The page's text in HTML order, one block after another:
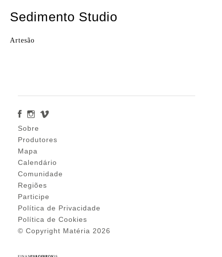
Sedimento Studio
Artesão
Sobre
Produtores
Mapa
Calendário
Comunidade
Regiões
Participe
Política de Privacidade
Política de Cookies
© Copyright Matéria 2026